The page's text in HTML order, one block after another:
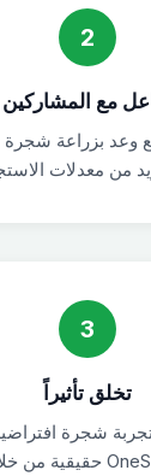
2
مع المشاركين
وعد بزراعة شجرة
3
تخلق تأثيراً
شجرة